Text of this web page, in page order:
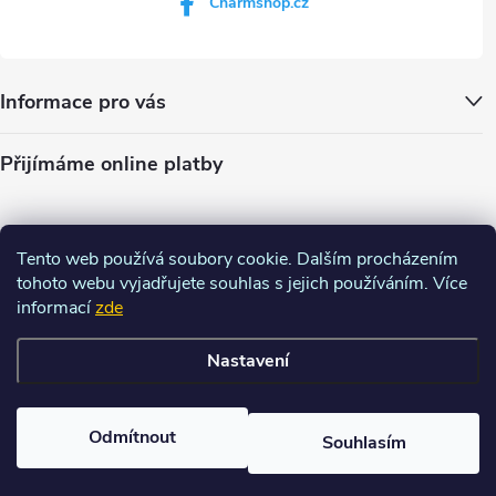
Tento web používá soubory cookie. Dalším procházením
tohoto webu vyjadřujete souhlas s jejich používáním. Více
informacízde
Nastavení
Odmítnout Souhlasím
Informace pro vás
Přijímáme online platby
nastavení cookies